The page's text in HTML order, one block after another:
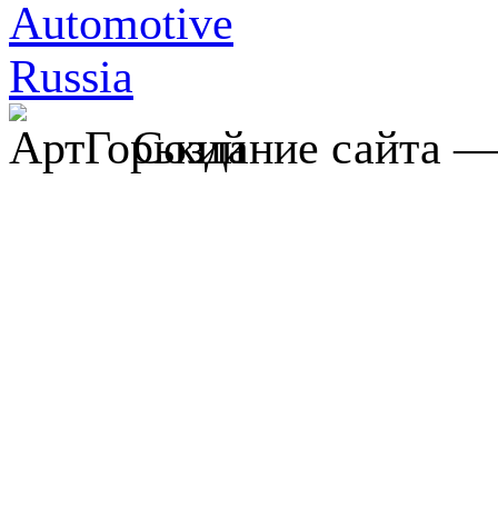
Создание сайта